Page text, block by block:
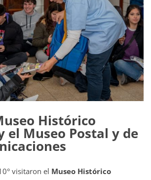
Histórico
el Museo Postal y de
visitaron el Museo Histórico